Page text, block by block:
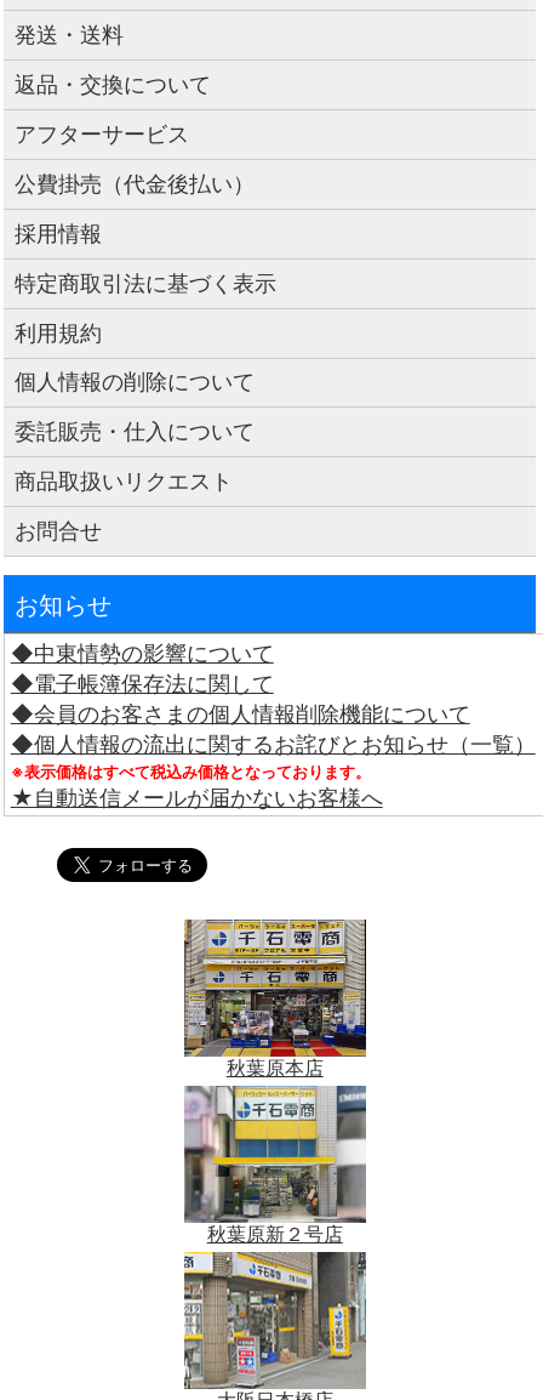
発送・送料
返品・交換について
アフターサービス
公費掛売（代金後払い）
採用情報
特定商取引法に基づく表示
利用規約
個人情報の削除について
委託販売・仕入について
商品取扱いリクエスト
お問合せ
お知らせ
◆中東情勢の影響について
◆電子帳簿保存法に関して
◆会員のお客さまの個人情報削除機能について
◆個人情報の流出に関するお詫びとお知らせ（一覧）
※表示価格はすべて税込み価格となっております。
★自動送信メールが届かないお客様へ
秋葉原本店
秋葉原新２号店